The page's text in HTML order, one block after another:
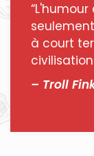
à court
– Troll